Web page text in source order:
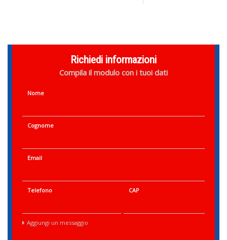
Richiedi informazioni
Compila il modulo con i tuoi dati
Nome
Cognome
Email
Telefono CAP
Aggiungi un messaggio